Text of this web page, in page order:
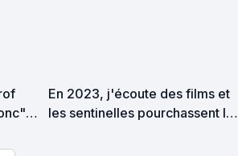
En 2023, j'écoute des films et
les sentinelles pourchassent les